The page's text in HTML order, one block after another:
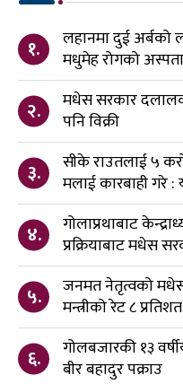
१.
लहानमा दुई अर्बको
मधुमेह रोगको
२.
मधेस सरकार
पनि विक्री
३.
सीके राउतलाई ५
मलाई कारबाही गरे :
४.
गोलाप्रथाबाट
प्रक्रियाबाट मधेस
५.
जनमत नेतृत्वको मधेस
मन्त्रीको रेट ८
६.
गोलबजारकी १३
बीर बहादुर पक्राउ